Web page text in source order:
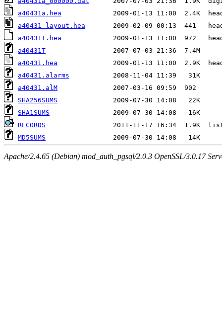
a40431a.hea
a40431_layout.hea
a40431T.hea
a40431T
a40431.hea
a40431.alarms
a40431.alM
SHA256SUMS
SHA1SUMS
RECORDS
MD5SUMS
Apache/2.4.65 (Debian) mod_auth_pgsql/2.0.3 OpenSSL/3.0.17